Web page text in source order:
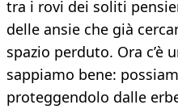
tra i rovi dei soliti
delle ansie che già
spazio perduto. Ora c’è
sappiamo bene:
proteggendolo dalle